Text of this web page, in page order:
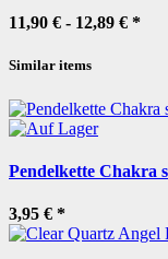
11,90 € - 12,89 € *
Similar items
Pendelkette Chakra
3,95 € *